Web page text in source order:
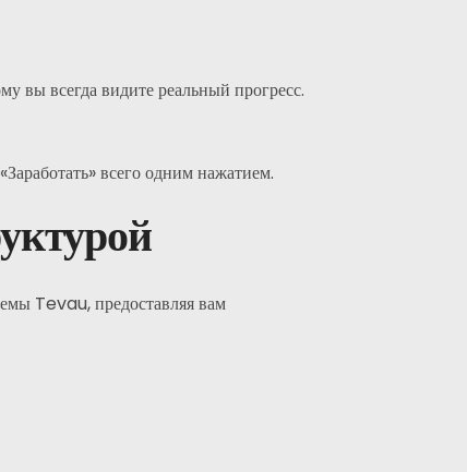
вы всегда видите реальный прогресс.
всего одним нажатием.
Tevau, предоставляя вам